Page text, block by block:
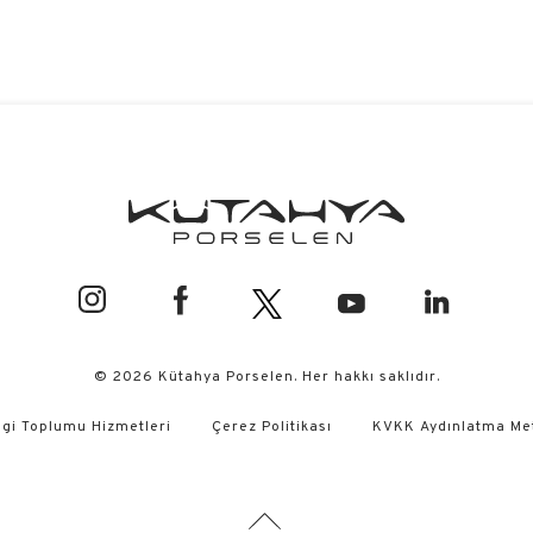
© 2026 Kütahya Porselen. Her hakkı saklıdır.
Toplumu Hizmetleri Çerez Politikası KVKK Aydınlatma